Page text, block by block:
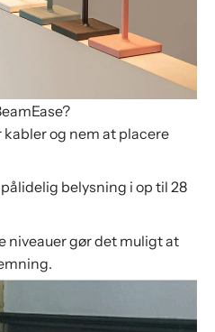
kabler og nem at placere
belysning i op til 28
niveauer gør det muligt at